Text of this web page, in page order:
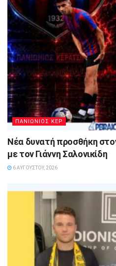
ΠΑΝΙΩΝΙΟΣ ΚΕΡ
Νέα δυνατή προσθήκη
με τον Γιάννη Σαλονικίδη
6 ΑΥΓΟΎΣΤΟΥ, 2026